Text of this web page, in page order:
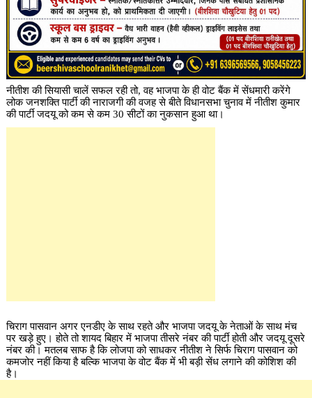
नीतीश की सियासी चालें सफल रही तो, वह भाजपा के ही वोट बैंक में सेंधमारी करेंगे
लोक जनशक्ति पार्टी की नाराजगी की वजह से बीते विधानसभा चुनाव में नीतीश कुमार
की पार्टी जदयू को कम से कम 30 सीटों का नुकसान हुआ था।
चिराग पासवान अगर एनडीए के साथ रहते और भाजपा जदयू के नेताओं के साथ मंच
पर खड़े हुए। होते तो शायद बिहार में भाजपा तीसरे नंबर की पार्टी होती और जदयू दूसरे
नंबर की। मतलब साफ है कि लोजपा को साधकर नीतीश ने सिर्फ चिराग पासवान को
कमजोर नहीं किया है बल्कि भाजपा के वोट बैंक में भी बड़ी सेंध लगाने की कोशिश की
है।